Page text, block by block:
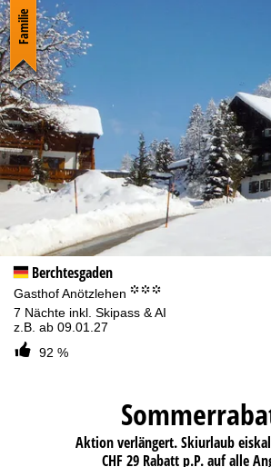
Berchtesgaden
Gasthof Anötzlehen °°°
7 Nächte inkl. Skipass & AI
z.B. ab 09.01.27
92 %
Familie
Aktion verlängert. Skiurlaub
CHF 29 Rabatt p.P. auf alle